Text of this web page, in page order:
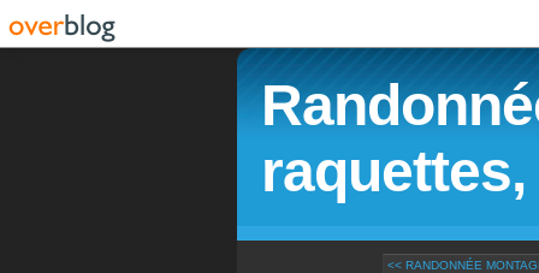
<< RANDONNÉE